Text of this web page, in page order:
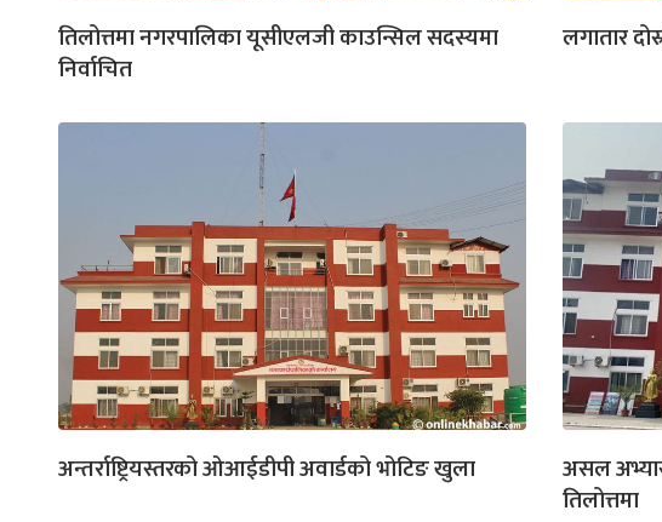
तिलोत्तमा नगरपालिका यूसीएलजी काउन्सिल सदस्यमा
निर्वाचित
लगातार
अन्तर्राष्ट्रियस्तरको ओआईडीपी अवार्डको भोटिङ खुला
असल
तिलोत्तमा